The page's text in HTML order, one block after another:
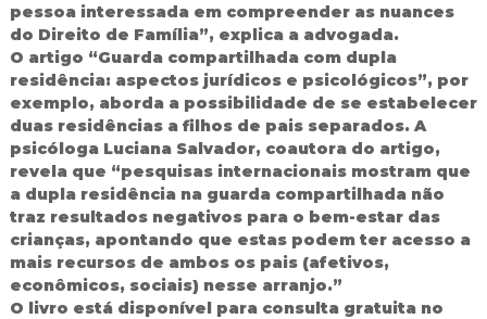
pessoa interessada em compreender as nuances
do Direito de Família”, explica a advogada.
O artigo “Guarda compartilhada com dupla
residência: aspectos jurídicos e psicológicos”, por
exemplo, aborda a possibilidade de se estabelecer
duas residências a filhos de pais separados. A
psicóloga Luciana Salvador, coautora do artigo,
revela que “pesquisas internacionais mostram que
a dupla residência na guarda compartilhada não
traz resultados negativos para o bem-estar das
crianças, apontando que estas podem ter acesso a
mais recursos de ambos os pais (afetivos,
econômicos, sociais) nesse arranjo.”
O livro está disponível para consulta gratuita no